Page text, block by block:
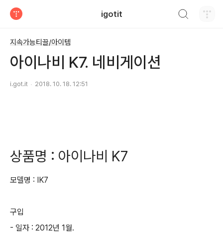
igotit
지속가능티끌/아이템
아이나비 K7. 네비게이션
i.got.it 2018. 10. 18. 12:51
상품명 : 아이나비 K7
모델명 : IK7
구입
- 일자 : 2012년 1월.